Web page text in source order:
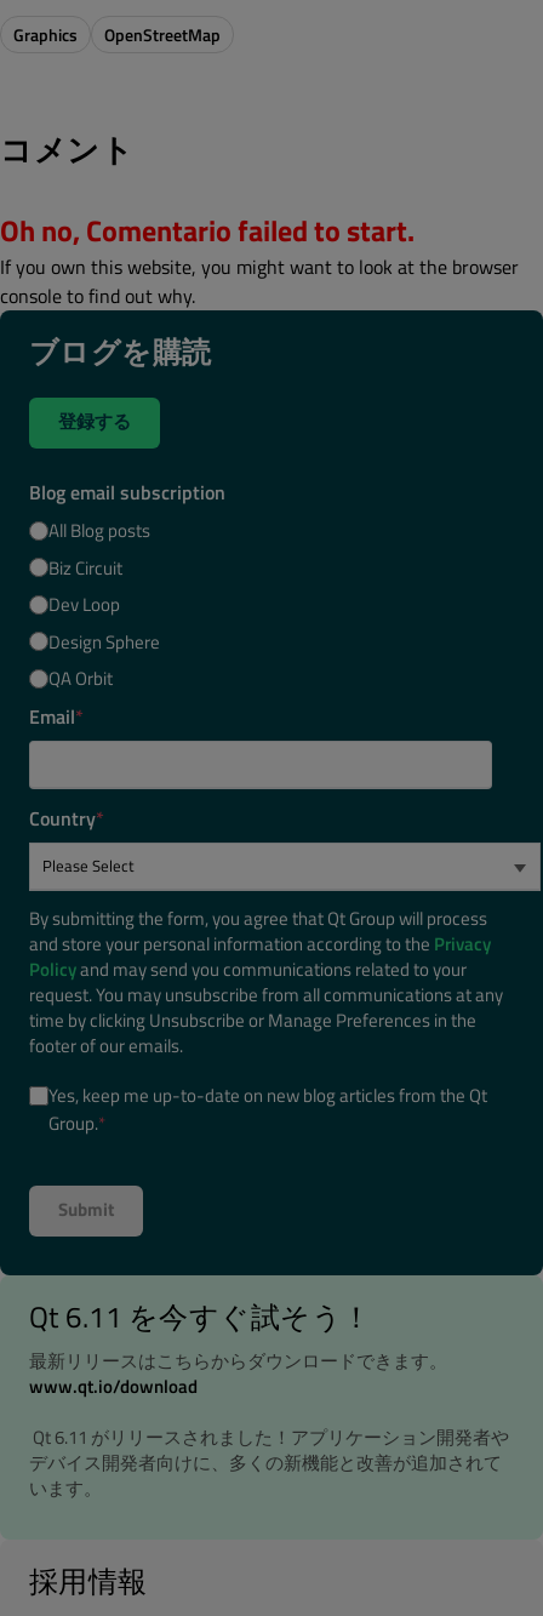
Graphics OpenStreetMap
コメント
Oh no, Comentario failed to start.
If you own this website, you might want to look at the browser
console to find out why.
ブログを購読
登録する
Blog email subscription
All Blog posts
Biz Circuit
Dev Loop
Design Sphere
QA Orbit
Email*
Country*
By submitting the form, you agree that Qt Group will process
and store your personal information according to the Privacy
Policyand may send you communications related to your
request. You may unsubscribe from all communications at any
time by clicking Unsubscribe or Manage Preferences in the
footer of our emails.
Yes, keep me up-to-date on new blog articles from the Qt
Group.*
Qt 6.11 を今すぐ試そう！
最新リリースはこちらからダウンロードできます。
www.qt.io/download
Qt 6.11 がリリースされました！アプリケーション開発者や
デバイス開発者向けに、多くの新機能と改善が追加されて
います。
採用情報